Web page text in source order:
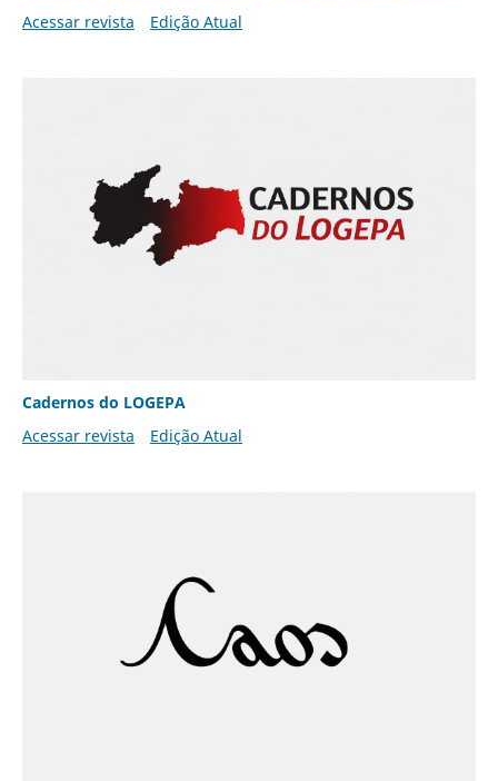
Acessar revista
Edição Atual
Cadernos do LOGEPA
Acessar revista
Edição Atual